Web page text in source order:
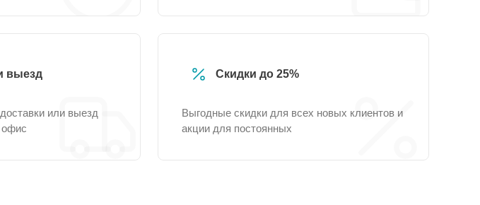
выезд
или выезд
офис
Скидки до 25%
Выгодные скидки для всех новых клиентов и
акции для постоянных